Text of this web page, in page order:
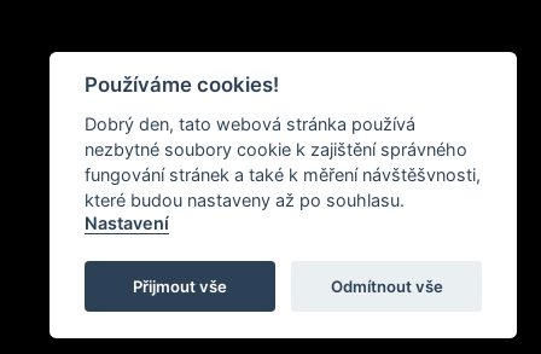
Používáme cookies!
Dobrý den, tato webová stránka používá
nezbytné soubory cookie k zajištění správného
fungování stránek a také k měření návštěšvnosti,
které budou nastaveny až po souhlasu.
Nastavení
Přijmout vše Odmítnout vše